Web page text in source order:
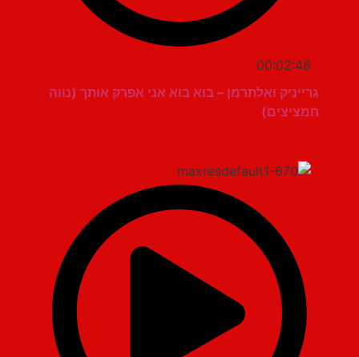
00:02:48
גרייניק ואלתרמן – בוא בוא אני אפרק אותך (נווה
חמציצים)